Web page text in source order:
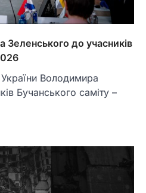
до учасників
Володимира
Бучанського саміту –